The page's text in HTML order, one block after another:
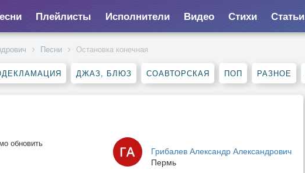
Плейлисты Исполнители Видео Стихи Статьи
Песни Остановка конечная
ДЖАЗ, БЛЮЗ СОАВТОРСКАЯ ПОП РАЗНОЕ
Грибалев Александр Александрович
Пермь
обновить